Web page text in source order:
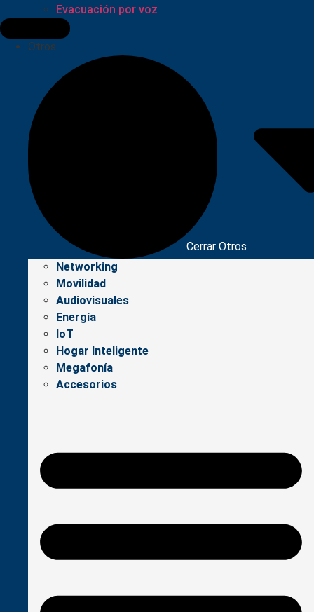
Evacuación por voz
Otros
Cerrar Otros
Networking
Movilidad
Audiovisuales
Energía
IoT
Hogar Inteligente
Megafonía
Accesorios